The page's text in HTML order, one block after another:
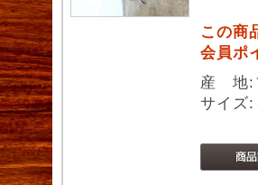
この商
会員ポ
産 地:
サイ